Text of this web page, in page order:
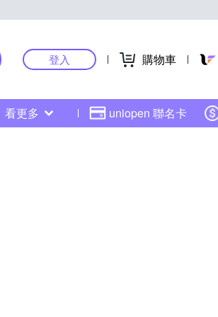
登入 購物車
看更多 uniopen 聯名卡